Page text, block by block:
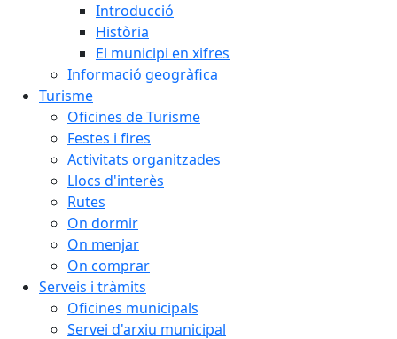
Introducció
Història
El municipi en xifres
Informació geogràfica
Turisme
Oficines de Turisme
Festes i fires
Activitats organitzades
Llocs d'interès
Rutes
On dormir
On menjar
On comprar
Serveis i tràmits
Oficines municipals
Servei d'arxiu municipal